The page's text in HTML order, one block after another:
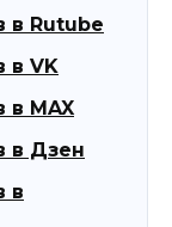
в Rutube
в VK
MAX
в Дзен
в